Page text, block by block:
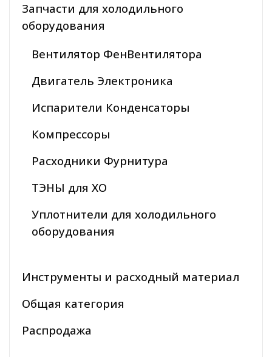
Запчасти для холодильного
оборудования
Вентилятор ФенВентилятора
Двигатель Электроника
Испарители Конденсаторы
Компрессоры
Расходники Фурнитура
ТЭНЫ для ХО
Уплотнители для холодильного
оборудования
Инструменты и расходный материал
Общая категория
Распродажа